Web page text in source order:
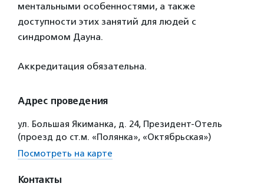
ментальными особенностями, а также
доступности этих занятий для людей с
синдромом Дауна.
Аккредитация обязательна.
Адрес проведения
ул. Большая Якиманка, д. 24, Президент-Отель
(проезд до ст.м. «Полянка», «Октябрьская»)
Посмотреть на карте
Контакты